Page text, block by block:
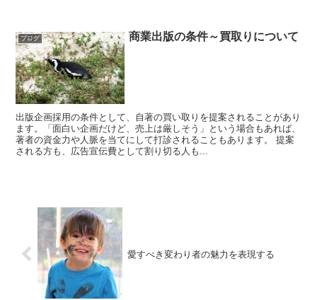
ブログ 商業出版の条件～買取りについて
出版企画採用の条件として、自著の買い取りを提案されることがあり
ます。「面白い企画だけど、売上は厳しそう」という場合もあれば、
著者の資金力や人脈を当てにして打診されることもあります。 提案
される方も、広告宣伝費として割り切る人も...
愛すべき変わり者の魅力を表現する